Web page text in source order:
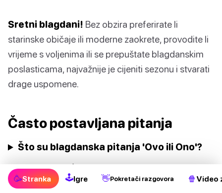
Sretni blagdani! Bez obzira preferirate li
starinske običaje ili moderne zaokrete, provodite li
vrijeme s voljenima ili se prepuštate blagdanskim
poslasticama, najvažnije je cijeniti sezonu i stvarati
drage uspomene.
Často postavljana pitanja
Što su blagdanska pitanja 'Ovo ili Ono'?
Gdje pronaći blagdanska pitanja 'Ovo ili
Ono'?
🥳Stranka 🕹Igre 👋Pokretači razgovora 🍿 Video